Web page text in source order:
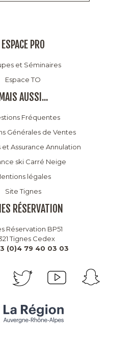
ESPACE PRO
et Séminaires
Espace TO
MAIS AUSSI...
Fréquentes
Générales de Ventes
Assurance Annulation
ski Carré Neige
légales
Site Tignes
RÉSERVATION
Réservation BP51
Tignes Cedex
(0)4 79 40 03 03